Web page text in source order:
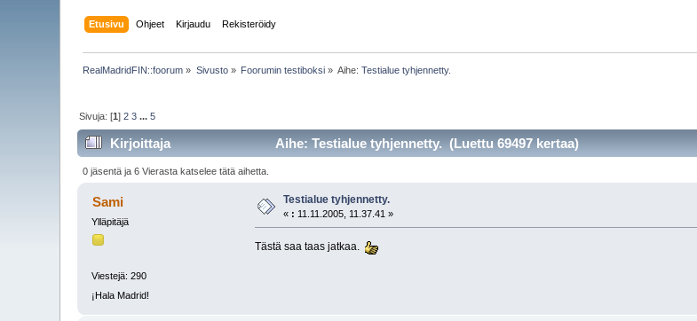
Etusivu Ohjeet Kirjaudu Rekisteröidy
RealMadridFIN::foorum » Sivusto» Foorumin testiboksi » Aihe:Testialue tyhjennetty.
Sivuja: [1]2 3 ...5
Kirjoittaja Aihe: Testialue tyhjennetty. (Luettu 69497 kertaa)
0 jäsentä ja 6 Vierasta katselee tätä aihetta.
Sami
Ylläpitäjä
Viestejä: 290
¡Hala Madrid!
Testialue tyhjennetty.
« : 11.11.2005, 11.37.41 »
Tästä saa taas jatkaa.